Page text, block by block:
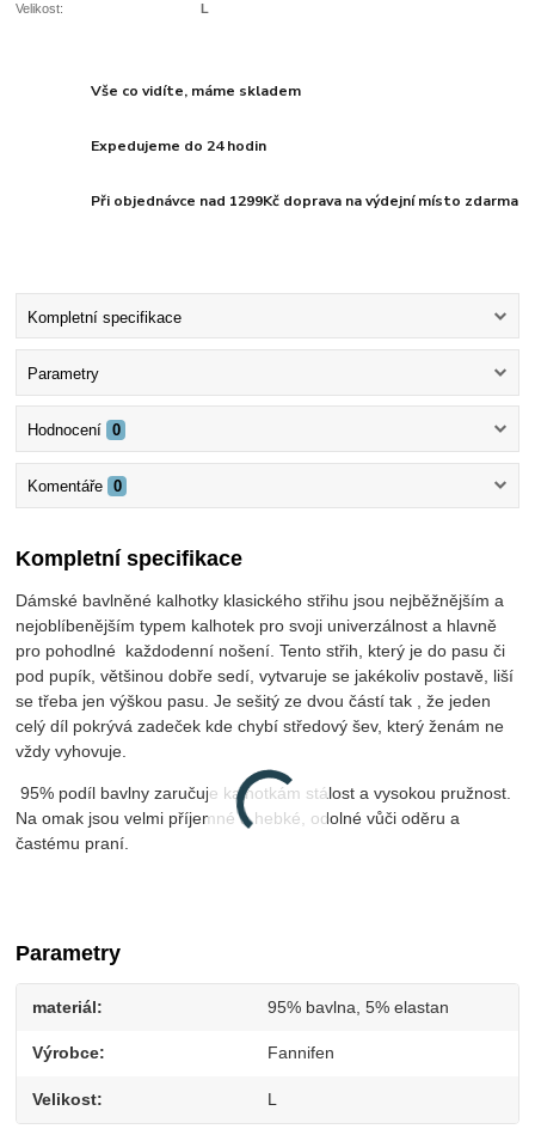
Velikost:
L
Vše co vidíte, máme skladem
Expedujeme do 24 hodin
Při objednávce nad 1299Kč doprava na výdejní místo zdarma
Kompletní specifikace
Parametry
Hodnocení 0
Komentáře 0
Kompletní specifikace
Dámské bavlněné kalhotky klasického střihu jsou nejběžnějším a
nejoblíbenějším typem kalhotek pro svoji univerzálnost a hlavně
pro pohodlné každodenní nošení. Tento střih, který je do pasu či
pod pupík, většinou dobře sedí, vytvaruje se jakékoliv postavě, liší
se třeba jen výškou pasu. Je sešitý ze dvou částí tak , že jeden
celý díl pokrývá zadeček kde chybí středový šev, který ženám ne
vždy vyhovuje.
95% podíl bavlny zaručuje kalhotkám stálost a vysokou pružnost.
Na omak jsou velmi příjemné a hebké, odolné vůči oděru a
častému praní.
Parametry
materiál 95% bavlna, 5% elastan
Výrobce Fannifen
Velikost L